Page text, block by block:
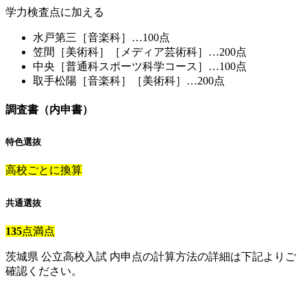
学力検査点に加える
水戸第三［音楽科］…100点
笠間［美術科］［メディア芸術科］…200点
中央［普通科スポーツ科学コース］…100点
取手松陽［音楽科］［美術科］…200点
調査書（内申書）
特色選抜
高校ごとに換算
共通選抜
135点満点
茨城県 公立高校入試 内申点の計算方法の詳細は下記よりご
確認ください。